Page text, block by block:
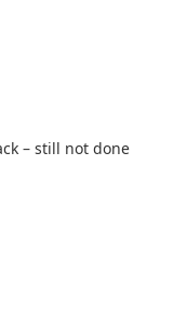
– still not done